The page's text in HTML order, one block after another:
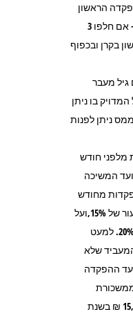
ההפקדה הראשון
בקרן). ולמטרת השתלמות – אם חלפו 3
בקרן ובכפוף
גיל מעבר
בו ניתן
ניתן לפנות
מלפני חודש
במועד המשיכה
מחודש
ינואר 2003 חייבים במס בשיעור של 15%,ועל
הפקדות מחודש ינואר 2006 20%. למעט
שלא
ההפקדה
שאינו עולה על 7.5% ממשכורת
חודשית שאינה עולה על 15,712 ₪ בשנת